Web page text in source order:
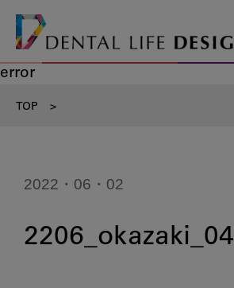
error
TOP >
2022・06・02
2206_okazaki_04